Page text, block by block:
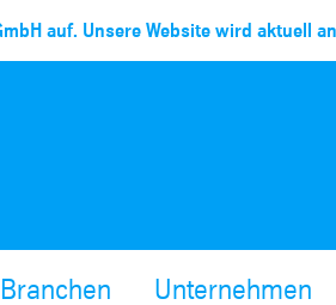
auf. Unsere Website wird aktuell
Branchen Unternehmen